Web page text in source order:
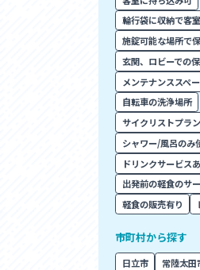
ライドプラン
サイクリストにやさ
広域レンタサイクル
自転車修理施設
サイクルサポートス
休憩所・トイレ
サポートライダー
りんりんスクエア土
つくば霞ヶ浦りんり
議会
オリジナルグッズ
台湾「大東北角観光
旧筑波鉄道を廻る旅
輪行袋に収納で客
施錠可能な場所で
玄関、ロビーでの
メンテナンススペ
自転車の洗浄場所
サイクリストプラ
シャワー/風呂のみ
ドリンクサービス
出発前の軽食のサ
軽食の販売有り
市町村から探す
日立市 常陸太田